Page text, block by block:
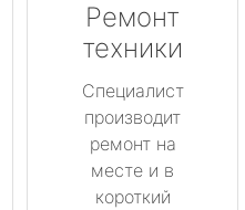
Ремонт
техники
Специалист
производит
ремонт на
месте и в
короткий